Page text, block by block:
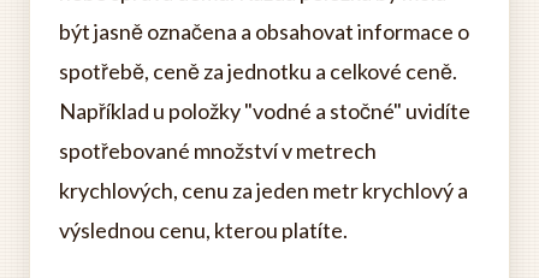
být jasně označena a obsahovat informace o
spotřebě, ceně za jednotku a celkové ceně.
Například u položky "vodné a stočné" uvidíte
spotřebované množství v metrech
krychlových, cenu za jeden metr krychlový a
výslednou cenu, kterou platíte.